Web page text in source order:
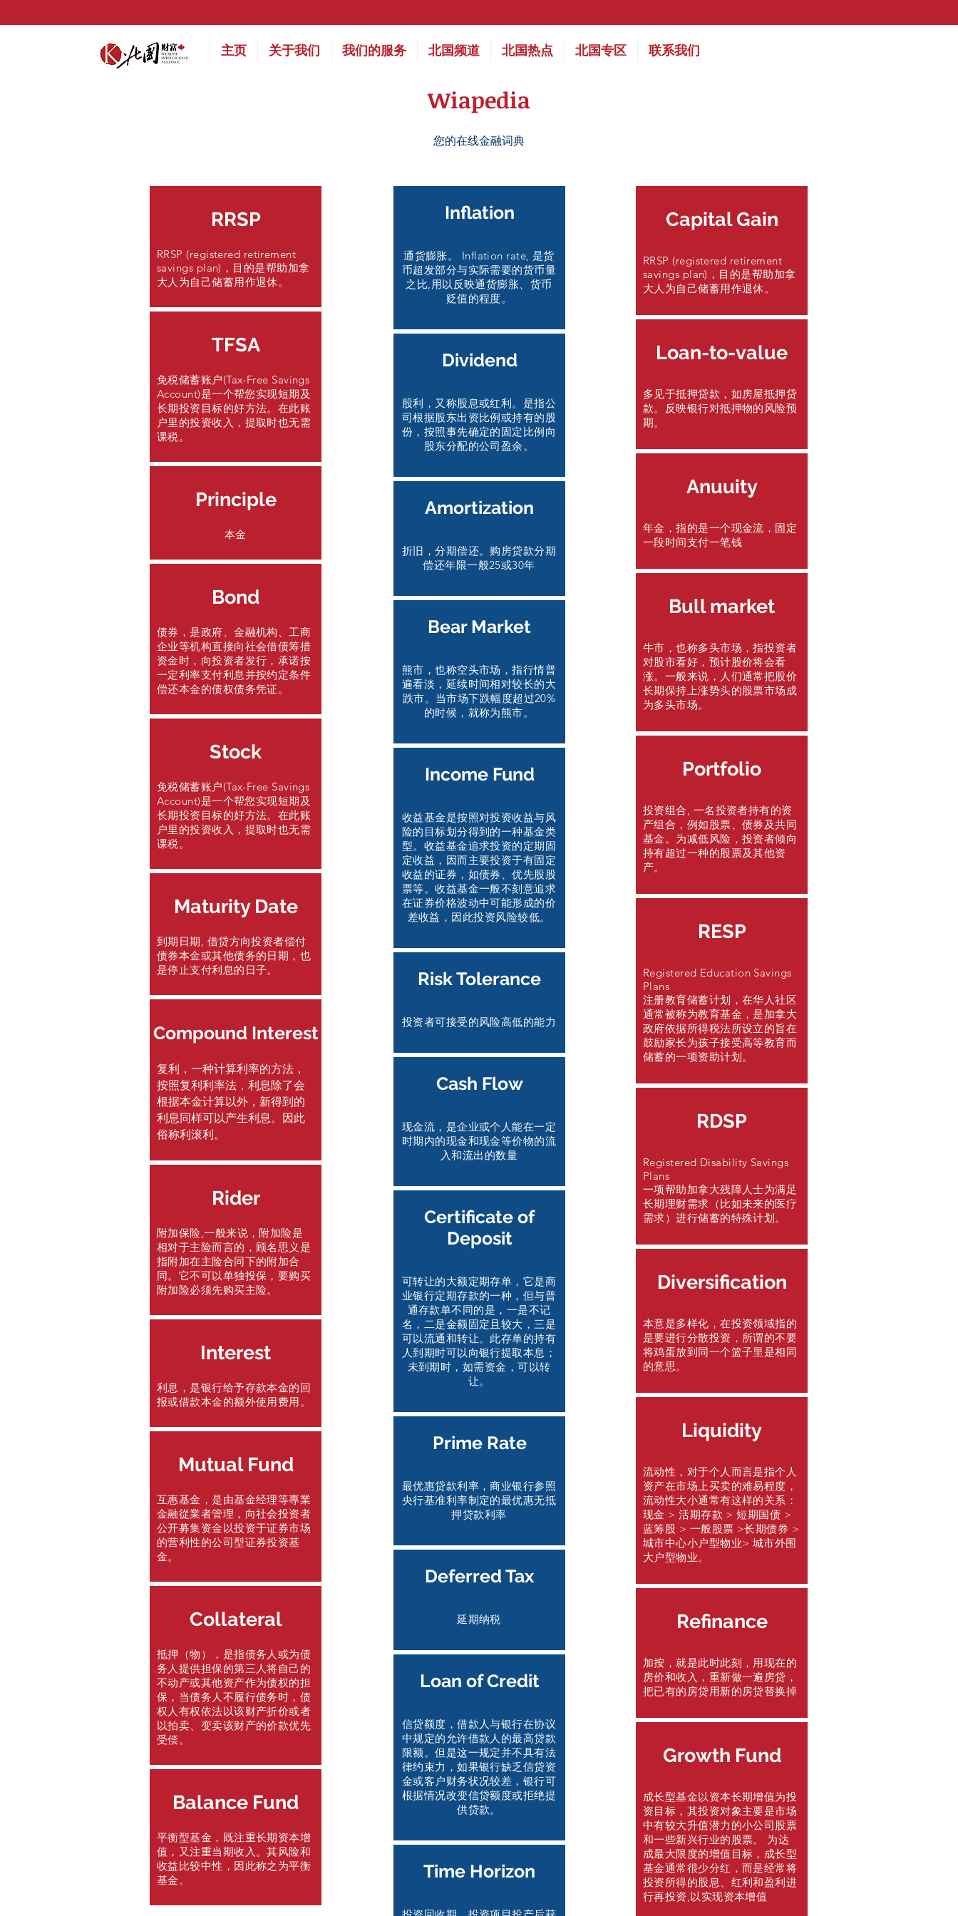
主页 关于我们 我们的服务 北国频道 北国热点 北国专区 联系我们
Wiapedia
您的在线金融词典
RRSP
RRSP (registered retirement
savings plan)，目的是帮助加拿
大人为自己储蓄用作退休。
TFSA
免税储蓄账户(Tax-Free Savings
Account)是一个帮您实现短期及
长期投资目标的好方法。在此账
户里的投资收入，提取时也无需
课税。
Principle
本金
Bond
债券，是政府、金融机构、工商
企业等机构直接向社会借债筹措
资金时，向投资者发行，承诺按
一定利率支付利息并按约定条件
偿还本金的债权债务凭证。
Stock
免税储蓄账户(Tax-Free Savings
Account)是一个帮您实现短期及
长期投资目标的好方法。在此账
户里的投资收入，提取时也无需
课税。
Maturity Date
到期日期, 借贷方向投资者偿付
债券本金或其他债务的日期，也
是停止支付利息的日子。
Compound Interest
复利，一种计算利率的方法，
按照复利利率法，利息除了会
根据本金计算以外，新得到的
利息同样可以产生利息。因此
俗称利滚利。
Rider
附加保险,一般来说，附加险是
相对于主险而言的，顾名思义是
指附加在主险合同下的附加合
同。它不可以单独投保，要购买
附加险必须先购买主险。
Interest
利息，是银行给予存款本金的回
报或借款本金的额外使用费用。
Mutual Fund
互惠基金，是由基金经理等專業
金融從業者管理，向社会投资者
公开募集资金以投资于证券市场
的营利性的公司型证券投资基
金。
Collateral
抵押（物），是指债务人或为债
务人提供担保的第三人将自己的
不动产或其他资产作为债权的担
保，当债务人不履行债务时，债
权人有权依法以该财产折价或者
以拍卖、变卖该财产的价款优先
受偿。
Balance Fund
平衡型基金，既注重长期资本增
值，又注重当期收入。其风险和
收益比较中性，因此称之为平衡
基金。
​Inflation
通货膨胀。 Inflation rate, 是货
币超发部分与实际需要的货币量
之比,用以反映通货膨胀、货币
贬值的程度。
Dividend
股利，又称股息或红利。是指公
司根据股东出资比例或持有的股
份，按照事先确定的固定比例向
股东分配的公司盈余。
Amortization
折旧，分期偿还。购房贷款分期
偿还年限一般25或30年
Bear Market
熊市，也称空头市场，指行情普
遍看淡，延续时间相对较长的大
跌市。当市场下跌幅度超过20%
的时候，就称为熊市。
Income Fund
收益基金是按照对投资收益与风
险的目标划分得到的一种基金类
型。收益基金追求投资的定期固
定收益，因而主要投资于有固定
收益的证券，如债券、优先股股
票等。收益基金一般不刻意追求
在证券价格波动中可能形成的价
差收益，因此投资风险较低。
Risk Tolerance
投资者可接受的风险高低的能力
Cash Flow
现金流，是企业或个人能在一定
时期内的现金和现金等价物的流
入和流出的数量
Certificate of
Deposit
可转让的大额定期存单，它是商
业银行定期存款的一种，但与普
通存款单不同的是，一是不记
名，二是金额固定且较大，三是
可以流通和转让。此存单的持有
人到期时可以向银行提取本息；
未到期时，如需资金，可以转
让。
Prime Rate
最优惠贷款利率，商业银行参照
央行基准利率制定的最优惠无抵
押贷款利率
Deferred Tax
延期纳税
Loan of Credit
信贷额度，借款人与银行在协议
中规定的允许借款人的最高贷款
限额。但是这一规定并不具有法
律约束力，如果银行缺乏信贷资
金或客户财务状况较差，银行可
根据情况改变信贷额度或拒绝提
供贷款。
Time Horizon
​Capital Gain
RRSP (registered retirement
savings plan)，目的是帮助加拿
大人为自己储蓄用作退休。
Loan-to-value
多见于抵押贷款，如房屋抵押贷
款。反映银行对抵押物的风险预
期。
Anuuity
年金，指的是一个现金流，固定
一段时间支付一笔钱
Bull market
牛市，也称多头市场，指投资者
对股市看好，预计股价将会看
涨。一般来说，人们通常把股价
长期保持上涨势头的股票市场成
为多头市场。
Portfolio
投资组合, 一名投资者持有的资
产组合，例如股票、债券及共同
基金。为减低风险，投资者倾向
持有超过一种的股票及其他资
产。
RESP
Registered Education Savings
Plans
注册教育储蓄计划，在华人社区
通常被称为教育基金，是加拿大
政府依据所得税法所设立的旨在
鼓励家长为孩子接受高等教育而
储蓄的一项资助计划。
RDSP
Registered Disability Savings
Plans
一项帮助加拿大残障人士为满足
长期理财需求（比如未来的医疗
需求）进行储蓄的特殊计划。
Diversification
本意是多样化，在投资领域指的
是要进行分散投资，所谓的不要
将鸡蛋放到同一个篮子里是相同
的意思。
Liquidity
流动性，对于个人而言是指个人
资产在市场上买卖的难易程度，
流动性大小通常有这样的关系：
现金 > 活期存款 > 短期国债 >
蓝筹股 > 一般股票 >长期债券 >
城市中心小户型物业> 城市外围
大户型物业。
Refinance
加按，就是此时此刻，用现在的
房价和收入，重新做一遍房贷，
把已有的房贷用新的房贷替换掉
Growth Fund
成长型基金以资本长期增值为投
资目标，其投资对象主要是市场
中有较大升值潜力的小公司股票
和一些新兴行业的股票。 为达
成最大限度的增值目标，成长型
基金通常很少分红，而是经常将
投资所得的股息、红利和盈利进
行再投资,以实现资本增值